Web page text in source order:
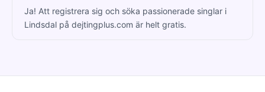
Ja! Att registrera sig och söka passionerade singlar i
Lindsdal på dejtingplus.com är helt gratis.